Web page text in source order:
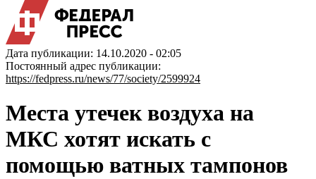
Дата публикации: 14.10.2020 - 02:05
Постоянный адрес публикации:
https://fedpress.ru/news/77/society/2599924
Места утечек воздуха на
МКС хотят искать с
помощью ватных тампонов